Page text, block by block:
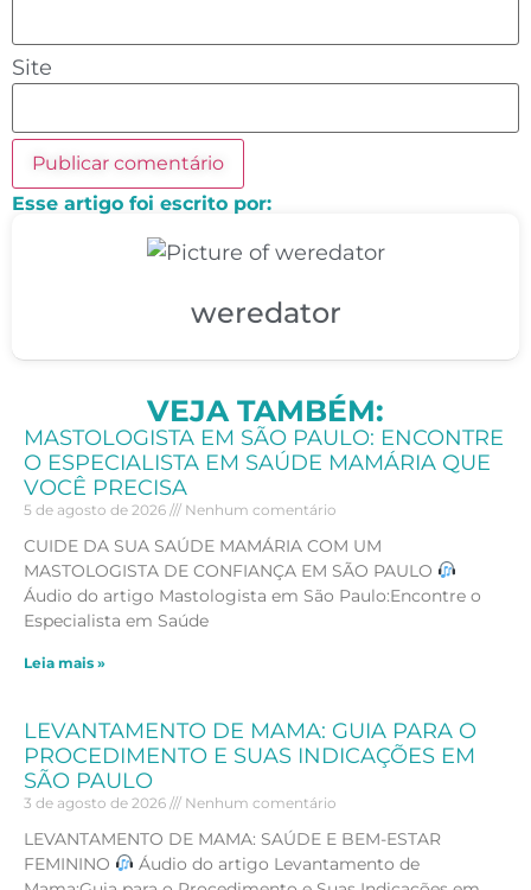
Site
Esse artigo foi escrito por:
weredator
VEJA TAMBÉM:
MASTOLOGISTA EM SÃO PAULO: ENCONTRE
O ESPECIALISTA EM SAÚDE MAMÁRIA QUE
VOCÊ PRECISA
5 de agosto de 2026 Nenhum comentário
CUIDE DA SUA SAÚDE MAMÁRIA COM UM
MASTOLOGISTA DE CONFIANÇA EM SÃO PAULO
Áudio do artigo Mastologista em São Paulo:Encontre o
Especialista em Saúde
Leia mais »
LEVANTAMENTO DE MAMA: GUIA PARA O
PROCEDIMENTO E SUAS INDICAÇÕES EM
SÃO PAULO
3 de agosto de 2026 Nenhum comentário
LEVANTAMENTO DE MAMA: SAÚDE E BEM-ESTAR
FEMININO
Áudio do artigo Levantamento de